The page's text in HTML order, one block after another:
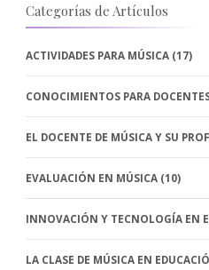
Categorías de Artículos
ACTIVIDADES PARA MÚSICA (17)
CONOCIMIENTOS PARA
EL DOCENTE DE MÚSICA Y SU
EVALUACIÓN EN MÚSICA (10)
INNOVACIÓN Y TECNOLOGÍA EN
LA CLASE DE MÚSICA EN